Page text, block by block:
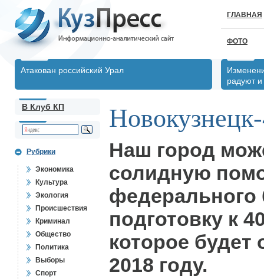
ГЛАВНАЯ
ФОТО
Атакован российский Урал
радуют и
В Клуб КП
Рубрики
Экономика
Культура
Экология
Происшествия
Криминал
Общество
Политика
Выборы
Спорт
Наш город
солидную
федерального
подготовку к
которое будет
2018 году.